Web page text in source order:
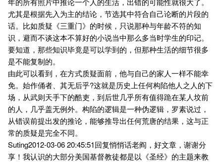
尤其是根据先入为主的结论，节选其中符合自己论断的片段的
话。比如质疑《三重门》的时候，只说那种与年龄不符的知
识，避而不谈这本不算好的小说当中那么多当时学生的印记。
要知道，那些知识毕竟是可以学到的，但那种生活的细节很多
是不能复制的。
由此可以看到，在方式质疑面前，他与自己的家人一样不能幸
免。始作俑者、其无后乎?这就是历史上任何构陷他人之人的下
场，从武则天手下的酷吏，到后世几乎所有值得跪在某人坟前
的人，几乎盖无例外。构陷的逻辑是一种伪逻辑，罗素说过，
从错误前提出发的推论，能够推导出任何荒唐的结果，这与正
常的质疑是完全不同。
Suting2012-03-06 20:45:51回复悄悄话老阎，好文章，谢谢分
享！我认识的大部分美国基督教徒都是以《圣经》的主题来教